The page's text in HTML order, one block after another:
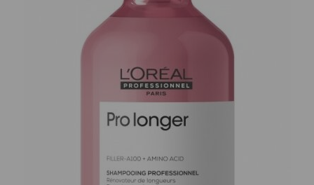
Professionnel
Pro Longer
Concentrate
Juukseotsi
paksendav
SORTIMENDIST